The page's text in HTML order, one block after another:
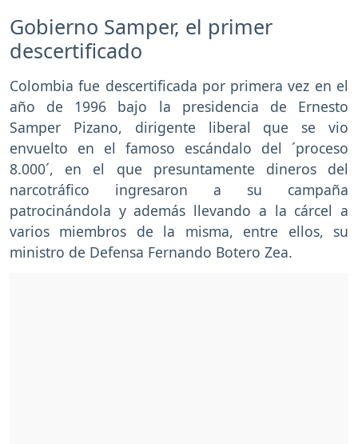
Gobierno Samper, el primer
descertificado
Colombia fue descertificada por primera vez en el
año de 1996 bajo la presidencia de Ernesto
Samper Pizano, dirigente liberal que se vio
envuelto en el famoso escándalo del ´proceso
8.000´, en el que presuntamente dineros del
narcotráfico ingresaron a su campaña
patrocinándola y además llevando a la cárcel a
varios miembros de la misma, entre ellos, su
ministro de Defensa Fernando Botero Zea.